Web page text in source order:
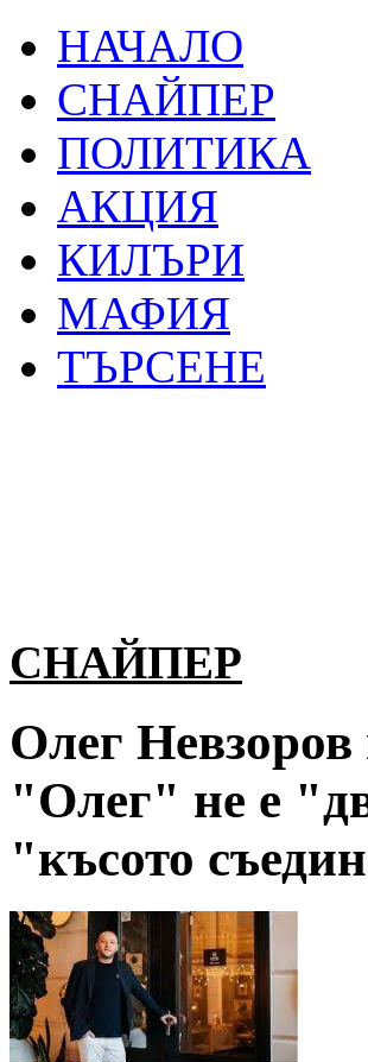
НАЧАЛО
СНАЙПЕР
ПОЛИТИКА
АКЦИЯ
КИЛЪРИ
МАФИЯ
ТЪРСЕНЕ
СНАЙПЕР
Олег
"Олег" не е
"късото